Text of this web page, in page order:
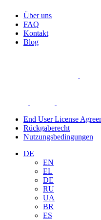
Über uns
FAQ
Kontakt
Blog
End User License
Rückgaberecht
Nutzungsbedingungen
DE
EN
EL
DE
RU
UA
BR
ES